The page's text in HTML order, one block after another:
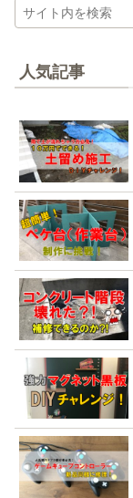
人気記事